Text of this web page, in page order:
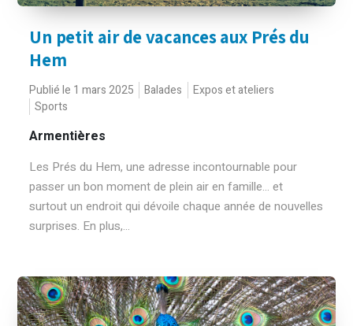
Un petit air de vacances aux Prés du
Hem
Publié le 1 mars 2025 Balades
Expos et ateliers
Sports
Armentières
Les Prés du Hem, une adresse incontournable pour
passer un bon moment de plein air en famille... et
surtout un endroit qui dévoile chaque année de nouvelles
surprises. En plus,...